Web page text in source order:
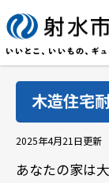
木造住宅
2025年4月21日更新
あなたの家は